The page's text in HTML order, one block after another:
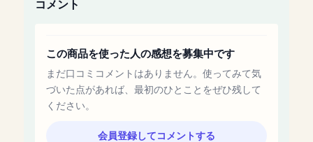
コメント
この商品を使った人の感想を募集中です
まだ口コミコメントはありません。使ってみて気
づいた点があれば、最初のひとことをぜひ残して
ください。
会員登録してコメントする